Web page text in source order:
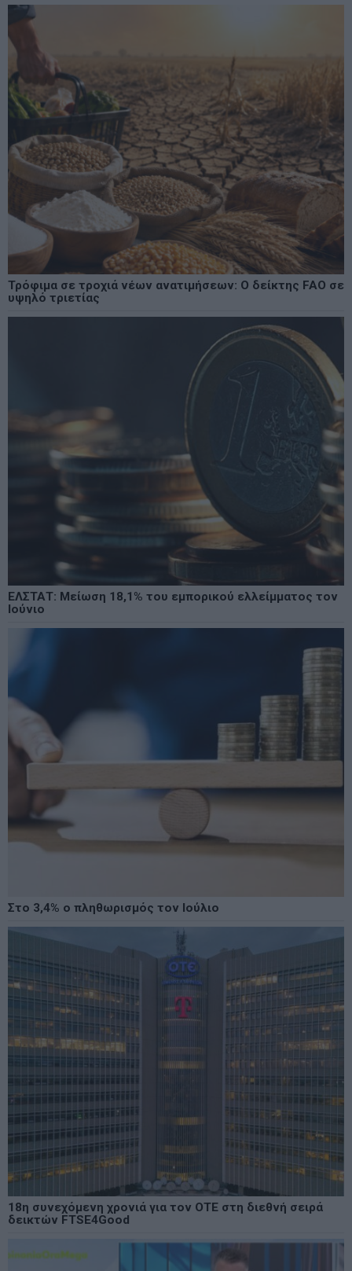
Τρόφιμα σε τροχιά νέων ανατιμήσεων: Ο δείκτης FAO σε
υψηλό τριετίας
ΕΛΣΤΑΤ: Μείωση 18,1% του εμπορικού ελλείμματος τον
Ιούνιο
Στο 3,4% ο πληθωρισμός τον Ιούλιο
18η συνεχόμενη χρονιά για τον ΟΤΕ στη διεθνή σειρά
δεικτών FTSE4Good